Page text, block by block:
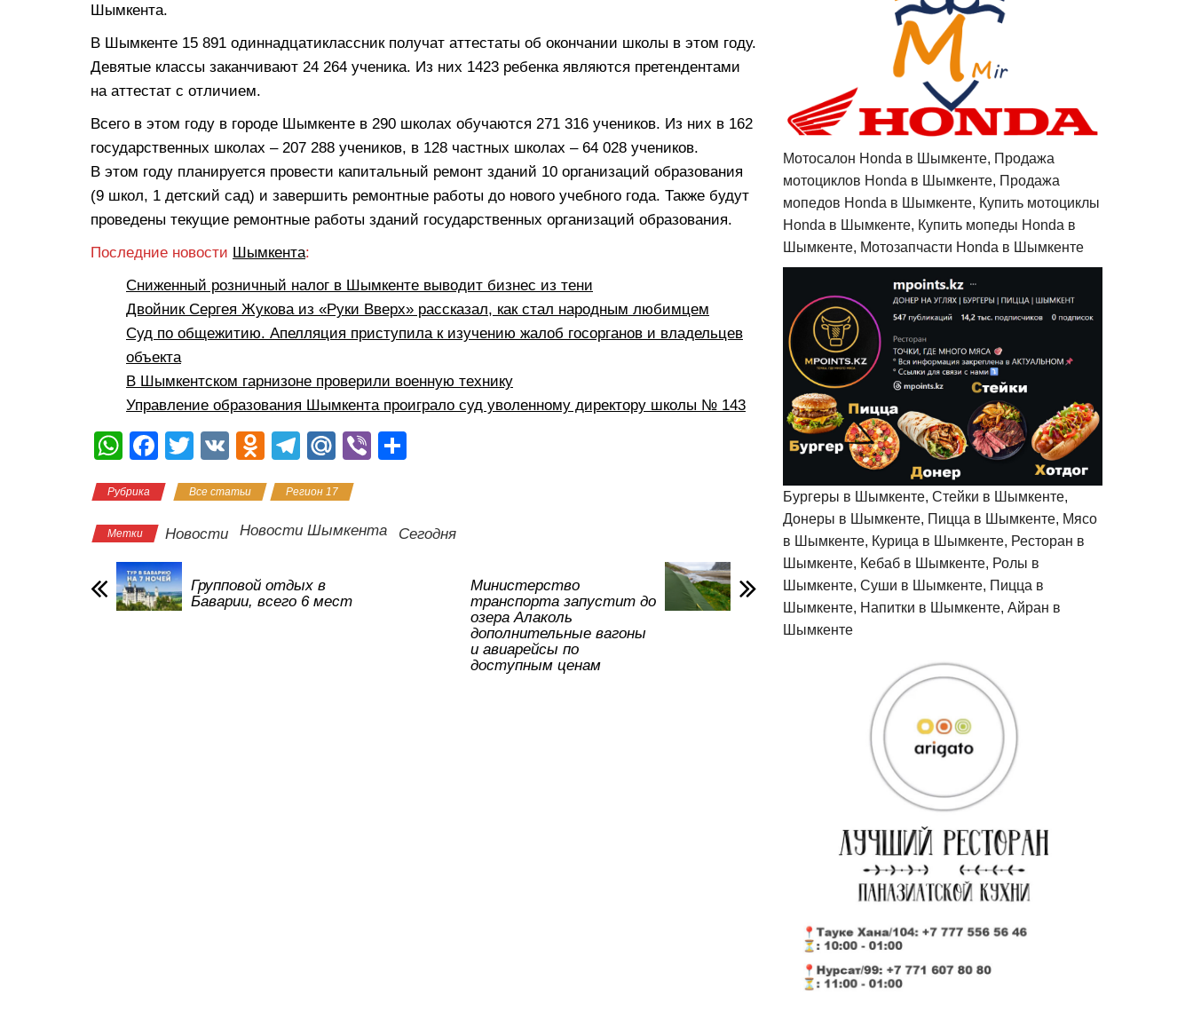
Шымкента.
В Шымкенте 15 891 одиннадцатиклассник получат аттестаты об окончании школы в этом году.
Девятые классы заканчивают 24 264 ученика. Из них 1423 ребенка являются претендентами
на аттестат с отличием.
Всего в этом году в городе Шымкенте в 290 школах обучаются 271 316 учеников. Из них в 162
государственных школах – 207 288 учеников, в 128 частных школах – 64 028 учеников.
В этом году планируется провести капитальный ремонт зданий 10 организаций образования
(9 школ, 1 детский сад) и завершить ремонтные работы до нового учебного года. Также будут
проведены текущие ремонтные работы зданий государственных организаций образования.
Последние новости Шымкента:
Сниженный розничный налог в Шымкенте выводит бизнес из тени
Двойник Сергея Жукова из «Руки Вверх» рассказал, как стал народным любимцем
Суд по общежитию. Апелляция приступила к изучению жалоб госорганов и владельцев
объекта
В Шымкентском гарнизоне проверили военную технику
Управление образования Шымкента проиграло суд уволенному директору школы № 143
W
at
s
A
p
p
F
c
e
b
o
o
T
tt
er
V
O
n
o
a
ss
T
e
gr
m
M
.R
u
Vi
а
Рубрика Все статьи Регион 17
Метки Новости Новости Шымкента Сегодня
Групповой отдых в
Баварии, всего 6 мест
Министерство
транспорта запустит до
озера Алаколь
дополнительные вагоны
и авиарейсы по
доступным ценам
Мотосалон Honda в Шымкенте, Продажа
мотоциклов Honda в Шымкенте, Продажа
мопедов Honda в Шымкенте, Купить мотоциклы
Honda в Шымкенте, Купить мопеды Honda в
Шымкенте, Мотозапчасти Honda в Шымкенте
Бургеры в Шымкенте, Стейки в Шымкенте,
Донеры в Шымкенте, Пицца в Шымкенте, Мясо
в Шымкенте, Курица в Шымкенте, Ресторан в
Шымкенте, Кебаб в Шымкенте, Ролы в
Шымкенте, Суши в Шымкенте, Пицца в
Шымкенте, Напитки в Шымкенте, Айран в
Шымкенте